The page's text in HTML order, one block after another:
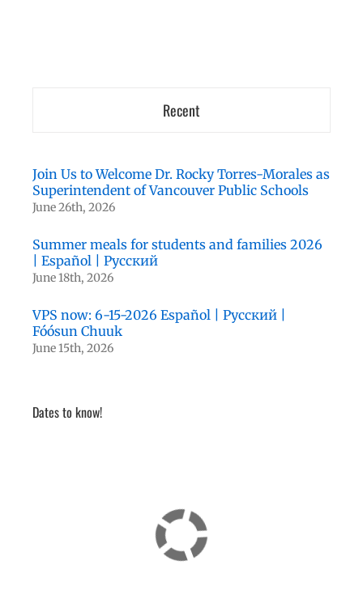
Recent
Join Us to Welcome Dr. Rocky Torres-Morales as
Superintendent of Vancouver Public Schools
June 26th, 2026
Summer meals for students and families 2026
| Español | Русский
June 18th, 2026
VPS now: 6-15-2026 Español | Русский |
Fóósun Chuuk
June 15th, 2026
Dates to know!